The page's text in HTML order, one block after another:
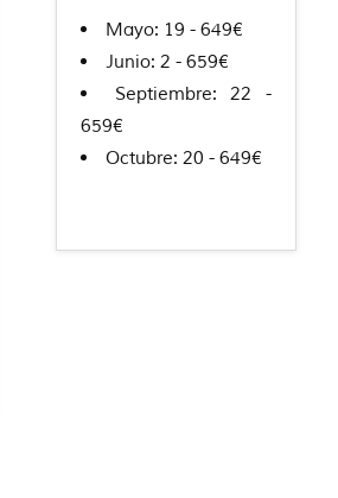
Mayo: 19 - 649€
Junio: 2 - 659€
Septiembre: 22 -
659€
Octubre: 20 - 649€